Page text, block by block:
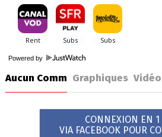
Powered by
Aucun Comm Graphiques
CONNEXION EN 1
VIA FACEBOOK POUR